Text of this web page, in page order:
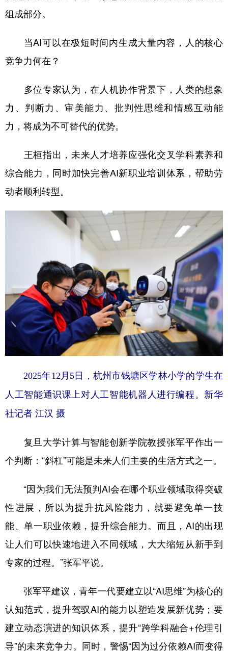
组成部分。
当AI可以在极短时间内生成大量内容，人的核心
竞争力何在？
多位专家认为，在人机协作背景下，人类的想象
力、判断力、审美能力、批判性思维和情感互动能
力，将成为不可替代的优势。
王桓指出，未来人才培养应强化交叉学科素养和
综合能力，同时加快完善AI新职业培训体系，帮助劳
动者顺利转型。
2025年12月5日，杭州市钱塘区学林小学的学生在
人工智能通识课上对人工智能机器人进行编程。新华
社记者 江汉 摄
复旦大学计算与智能创新学院教授张军平作出一
个判断：“斜杠”可能是未来人们主要的生活方式之一。
“因为我们无法预判AI会在哪个职业领域取得突破
性进展，所以为提升抗风险能力，就要避免单一技
能、单一职业依赖，提升综合能力。而且，AI的出现
让人们可以快速地进入不同领域，大大缩短从新手到
专家的过程。”张军平说。
张军平建议，青年一代要建立以“AI思维”为核心的
认知范式，提升驾驭AI的能力以塑造发展新优势；要
建立动态演进的知识体系，提升“跨学科融合+伦理引
导”的未来竞争力。同时，警惕“因为过分依赖AI而变得